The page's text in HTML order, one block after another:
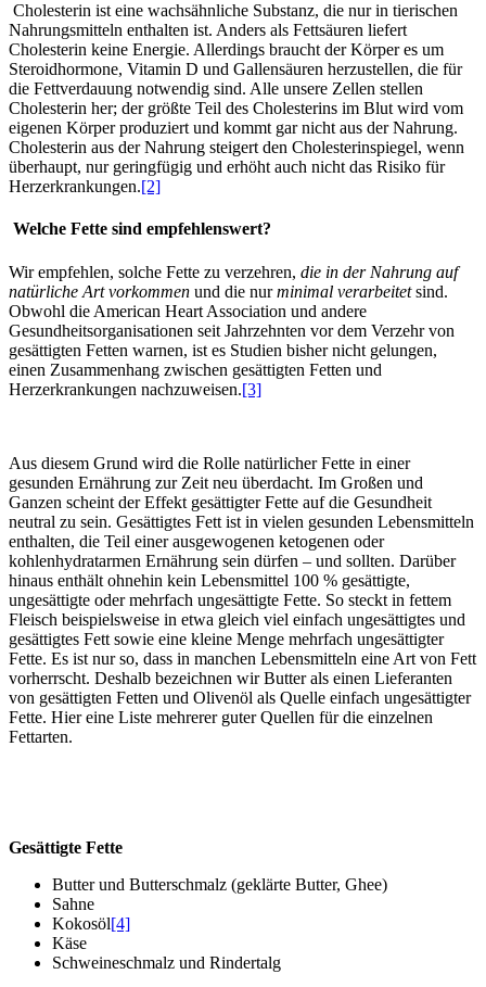
Cholesterin ist eine wachsähnliche Substanz, die nur in tierischen
Nahrungsmitteln enthalten ist. Anders als Fettsäuren liefert
Cholesterin keine Energie. Allerdings braucht der Körper es um
Steroidhormone, Vitamin D und Gallensäuren herzustellen, die für
die Fettverdauung notwendig sind. Alle unsere Zellen stellen
Cholesterin her; der größte Teil des Cholesterins im Blut wird vom
eigenen Körper produziert und kommt gar nicht aus der Nahrung.
Cholesterin aus der Nahrung steigert den Cholesterinspiegel, wenn
überhaupt, nur geringfügig und erhöht auch nicht das Risiko für
Herzerkrankungen.[2]
Welche Fette sind empfehlenswert?
Wir empfehlen, solche Fette zu verzehren, die in der Nahrung auf
natürliche Art vorkommen und die nurminimal verarbeitetsind.
Obwohl die American Heart Association und andere
Gesundheitsorganisationen seit Jahrzehnten vor dem Verzehr von
gesättigten Fetten warnen, ist es Studien bisher nicht gelungen,
einen Zusammenhang zwischen gesättigten Fetten und
Herzerkrankungen nachzuweisen.[3]
Aus diesem Grund wird die Rolle natürlicher Fette in einer
gesunden Ernährung zur Zeit neu überdacht. Im Großen und
Ganzen scheint der Effekt gesättigter Fette auf die Gesundheit
neutral zu sein. Gesättigtes Fett ist in vielen gesunden Lebensmitteln
enthalten, die Teil einer ausgewogenen ketogenen oder
kohlenhydratarmen Ernährung sein dürfen – und sollten. Darüber
hinaus enthält ohnehin kein Lebensmittel 100 % gesättigte,
ungesättigte oder mehrfach ungesättigte Fette. So steckt in fettem
Fleisch beispielsweise in etwa gleich viel einfach ungesättigtes und
gesättigtes Fett sowie eine kleine Menge mehrfach ungesättigter
Fette. Es ist nur so, dass in manchen Lebensmitteln eine Art von Fett
vorherrscht. Deshalb bezeichnen wir Butter als einen Lieferanten
von gesättigten Fetten und Olivenöl als Quelle einfach ungesättigter
Fette. Hier eine Liste mehrerer guter Quellen für die einzelnen
Fettarten.
Gesättigte Fette
Butter und Butterschmalz (geklärte Butter, Ghee)
Sahne
Kokosöl[4]
Käse
Schweineschmalz und Rindertalg